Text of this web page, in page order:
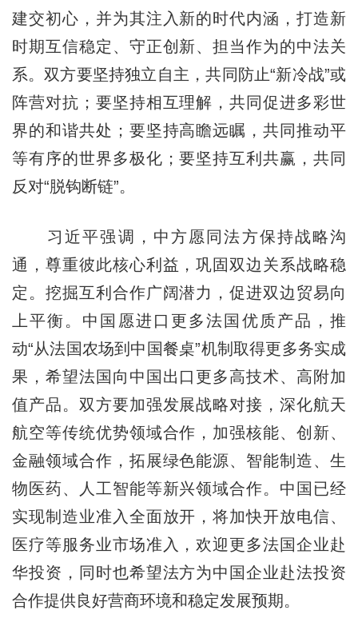
建交初心，并为其注入新的时代内涵，打造新
时期互信稳定、守正创新、担当作为的中法关
系。双方要坚持独立自主，共同防止“新冷战”或
阵营对抗；要坚持相互理解，共同促进多彩世
界的和谐共处；要坚持高瞻远瞩，共同推动平
等有序的世界多极化；要坚持互利共赢，共同
反对“脱钩断链”。
习近平强调，中方愿同法方保持战略沟
通，尊重彼此核心利益，巩固双边关系战略稳
定。挖掘互利合作广阔潜力，促进双边贸易向
上平衡。中国愿进口更多法国优质产品，推
动“从法国农场到中国餐桌”机制取得更多务实成
果，希望法国向中国出口更多高技术、高附加
值产品。双方要加强发展战略对接，深化航天
航空等传统优势领域合作，加强核能、创新、
金融领域合作，拓展绿色能源、智能制造、生
物医药、人工智能等新兴领域合作。中国已经
实现制造业准入全面放开，将加快开放电信、
医疗等服务业市场准入，欢迎更多法国企业赴
华投资，同时也希望法方为中国企业赴法投资
合作提供良好营商环境和稳定发展预期。